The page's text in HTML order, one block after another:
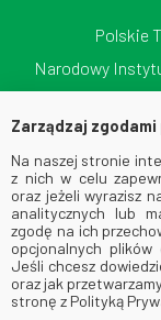
Polskie
Narodowy
ul.
Zarządzaj
Na naszej stronie
z nich w celu
oraz jeżeli wyrazisz
analitycznych lub
zgodę na ich
opcjonalnych plików
Jeśli chcesz
oraz jak
stronę z Polityką